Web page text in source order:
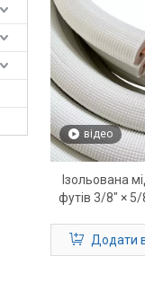
відео
Ізольована
футів 3/8″ × 5/
міні-спліт-
Додати